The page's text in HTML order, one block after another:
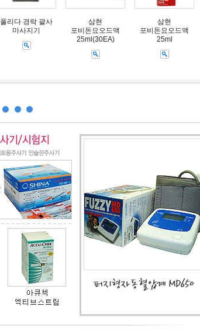
풀리다 경락 괄사
마사지기
삼현
포비돈요오드액
25ml(30EA)
삼현
포비돈요오드액
25ml